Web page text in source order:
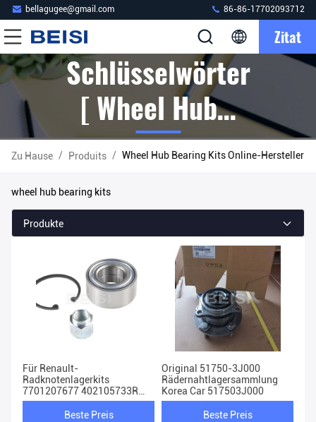
bellagugee@gmail.com 86-86-17702093712
Zitat
Schlüsselwörter
[ Wheel Hub
Bearing Kits ]
Passen 6
Produits
Zu Hause / Produits / Wheel Hub Bearing Kits Online-Hersteller
wheel hub bearing kits
Produkte
Für Renault-
Radknotenlagerkits
7701207677 402105733R
4153340700 6001550915
Beste Preis
Original 51750-3J000
Rädernahtlagersammlung
Korea Car 517503J000
Beste Preis